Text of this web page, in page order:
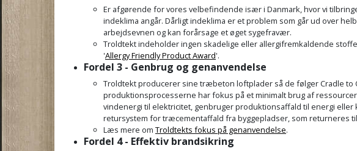
Er afgørende for vores velbefindende især i Danmark, hvor vi
indeklima angår. Dårligt indeklima er et problem som går ud over
arbejdsevnen og kan forårsage et øget sygefravær.
Troldtekt indeholder ingen skadelige eller allergifremkaldende
'Allergy Friendly Product Award'.
Fordel 3 - Genbrug og genanvendelse
Troldtekt producerer sine træbeton loftplader så de følger Cradle to
produktionsprocesserne har fokus på et minimalt brug af
vindenergi til elektricitet, genbruger produktionsaffald til energi
retursystem for træcementaffald fra byggepladser, som returneres
Læs mere om Troldtekts fokus på genanvendelse.
Fordel 4 - Effektiv brandsikring